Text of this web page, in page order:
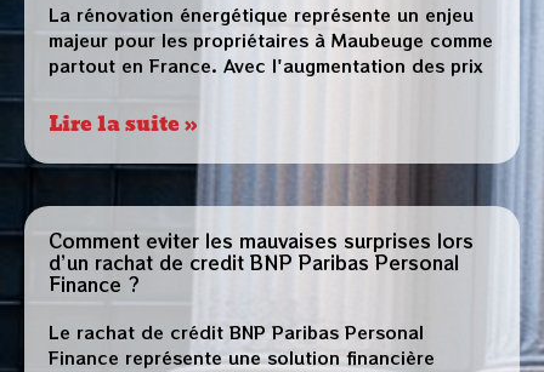
La rénovation énergétique représente un enjeu
majeur pour les propriétaires à Maubeuge comme
partout en France. Avec l'augmentation des prix
Lire la suite »
Comment eviter les mauvaises surprises lors
d’un rachat de credit BNP Paribas Personal
Finance ?
Le rachat de crédit BNP Paribas Personal
Finance représente une solution financière